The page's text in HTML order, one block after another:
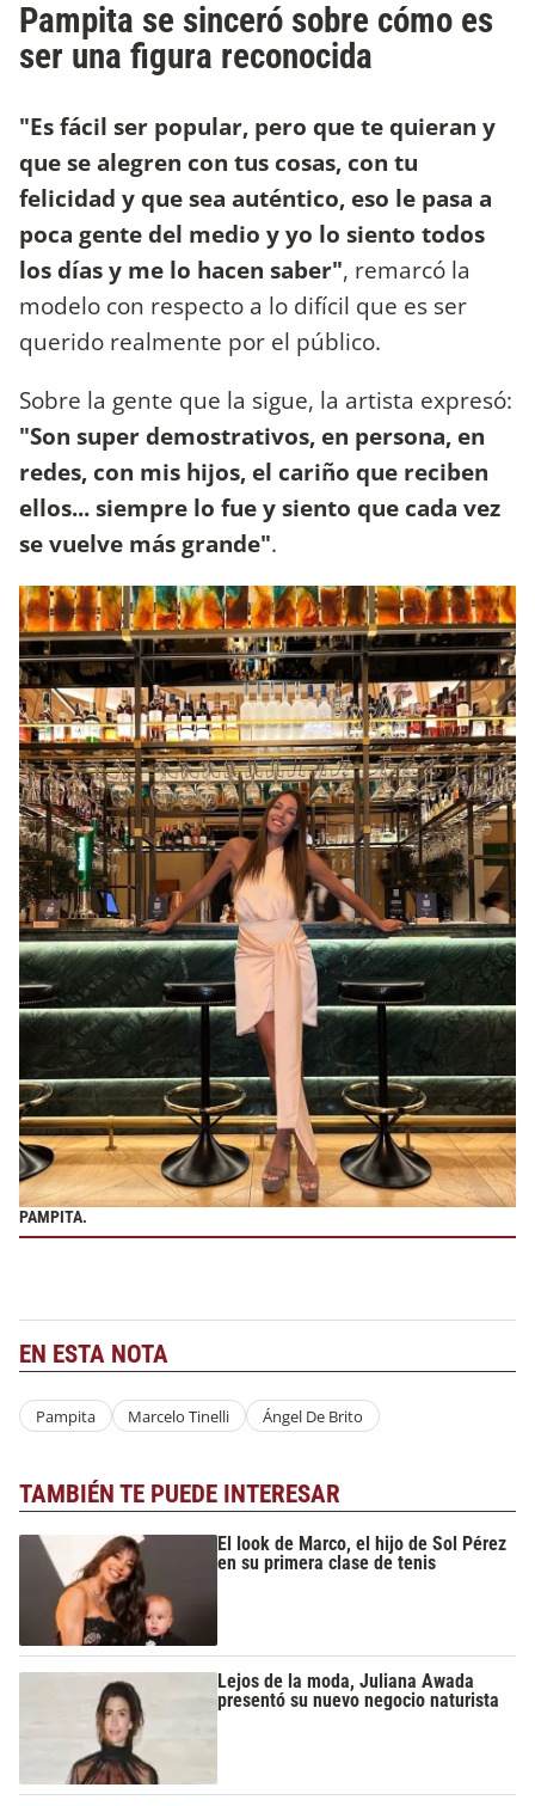
Pampita se sinceró sobre cómo es
ser una figura reconocida
"Es fácil ser popular, pero que te quieran y
que se alegren con tus cosas, con tu
felicidad y que sea auténtico, eso le pasa a
poca gente del medio y yo lo siento todos
los días y me lo hacen saber", remarcó la
modelo con respecto a lo difícil que es ser
querido realmente por el público.
Sobre la gente que la sigue, la artista expresó:
"Son super demostrativos, en persona, en
redes, con mis hijos, el cariño que reciben
ellos... siempre lo fue y siento que cada vez
se vuelve más grande".
PAMPITA.
EN ESTA NOTA
Pampita Marcelo Tinelli Ángel De Brito
TAMBIÉN TE PUEDE INTERESAR
El look de Marco, el hijo de Sol Pérez
en su primera clase de tenis
Lejos de la moda, Juliana Awada
presentó su nuevo negocio naturista